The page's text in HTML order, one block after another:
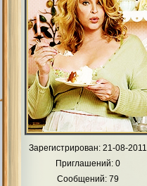
Зарегистрирован: 21-08-2011
Приглашений: 0
Сообщений: 79